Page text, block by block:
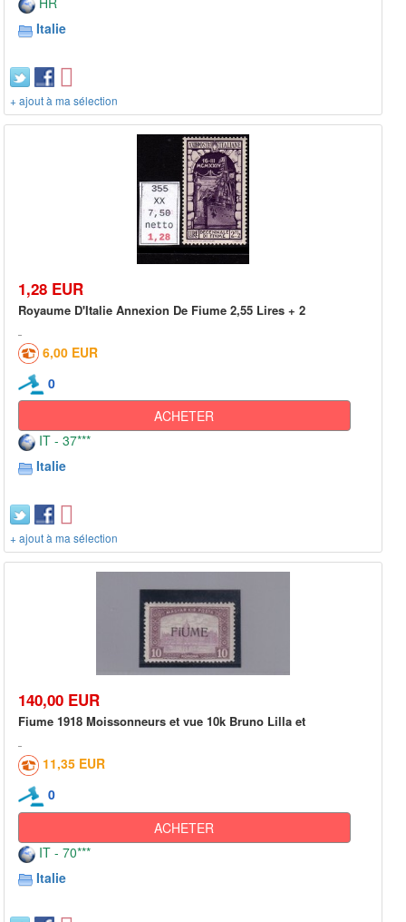
Italie
+ ajout à ma sélection
1,28 EUR
Royaume D'Italie Annexion De Fiume 2,55 Lires + 2
6,00 EUR
0
ACHETER
IT - 37***
Italie
+ ajout à ma sélection
140,00 EUR
Fiume 1918 Moissonneurs et vue 10k Bruno Lilla et
11,35 EUR
0
ACHETER
IT - 70***
Italie